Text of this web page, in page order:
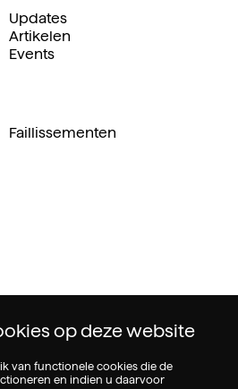
op deze website
van functionele cookies die de
en indien u daarvoor
Updates
Artikelen
Events
Faillissementen